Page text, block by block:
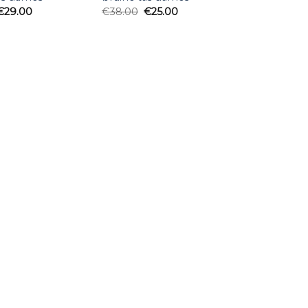
29.00
€38.00 €25.00